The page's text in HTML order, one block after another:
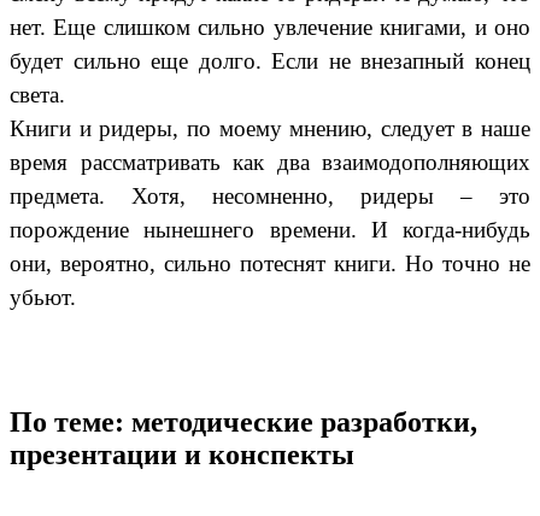
нет. Еще слишком сильно увлечение книгами, и оно
будет сильно еще долго. Если не внезапный конец
света.
Книги и ридеры, по моему мнению, следует в наше
время рассматривать как два взаимодополняющих
предмета. Хотя, несомненно, ридеры – это
порождение нынешнего времени. И когда-нибудь
они, вероятно, сильно потеснят книги. Но точно не
убьют.
По теме: методические разработки,
презентации и конспекты